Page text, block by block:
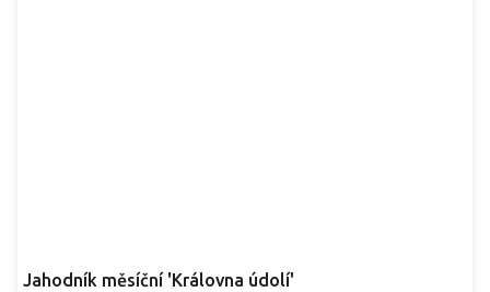
Jahodník měsíční 'Královna údolí'